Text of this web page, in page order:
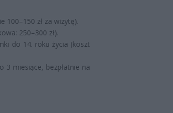
100–150 zł za wizytę).
250–300 zł).
do 14. roku życia (koszt
3 miesiące, bezpłatnie na